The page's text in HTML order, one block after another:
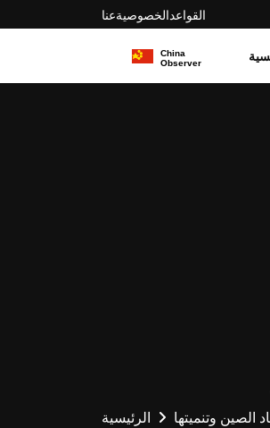
عناالخصوصيةالقواعد
الرئيسية الصين وتنميتها